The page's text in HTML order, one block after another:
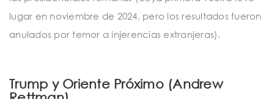
lugar en noviembre de 2024, pero los resultados fueron
anulados por temor a injerencias extranjeras).
Trump y Oriente Próximo (Andrew